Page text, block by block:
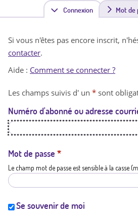
Connexion(
n
t
a
t
i
Mot de
Si vous n'êtes pas encore inscrit,
contacter.
Aide : Comment se connecter ?
Les champs suivis d' un * sont
Numéro d'abonné ou adresse
Mot de passe *
Le champ mot de passe est sensible à la casse
Se souvenir de moi